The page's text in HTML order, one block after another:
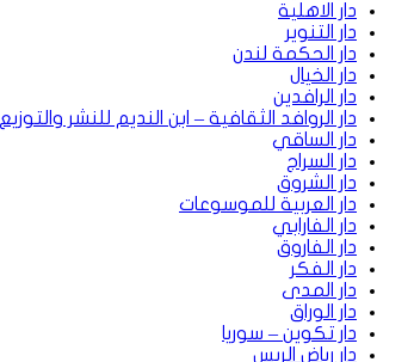
دار الاهلية
دار التنوير
دار الحكمة لندن
دار الخيال
دار الرافدين
دار الروافد الثقافية – ابن النديم للنشر والتوزيع
دار الساقي
دار السراج
دار الشروق
دار العربية للموسوعات
دار الفارابي
دار الفاروق
دار الفكر
دار المدى
دار الوراق
دار تكوين – سوريا
دار رياض الريس